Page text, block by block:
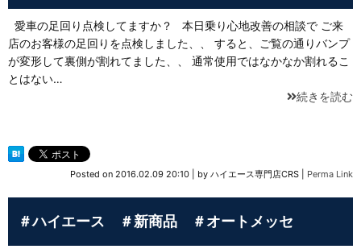
愛車の足回り点検してますか？ 本日乗り心地改善の相談で ご来
店のお客様の足回りを点検しました、、 すると、ご覧の通りバンプ
が変形して裏側が割れてました、、 通常使用ではなかなか割れるこ
とはない…
続きを読む
Posted on 2016.02.09 20:10 by ハイエース専門店CRS Perma Link
＃ハイエース ＃新商品 ＃オートメッセ